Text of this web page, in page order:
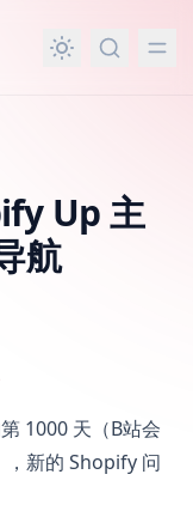
Up 主
航
客+社区+导航
1000 天（B站会
，新的 Shopify 问